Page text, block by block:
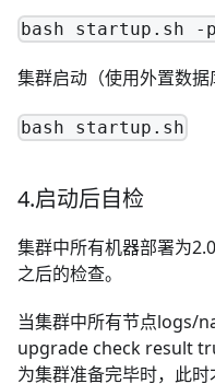
bash startup.sh -p
集群启动（使用外置数据
bash startup.sh
4.启动后自检
集群中所有机器部署为
之后的检查。
当集群中所有节点logs/
upgrade check result
为集群准备完毕时，此时